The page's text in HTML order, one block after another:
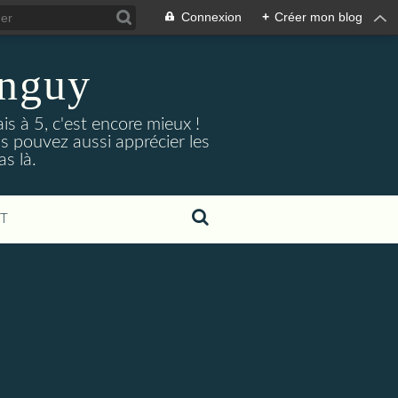
Connexion + Créer mon blog
à 5, c'est encore mieux !
pouvez aussi apprécier les
là.